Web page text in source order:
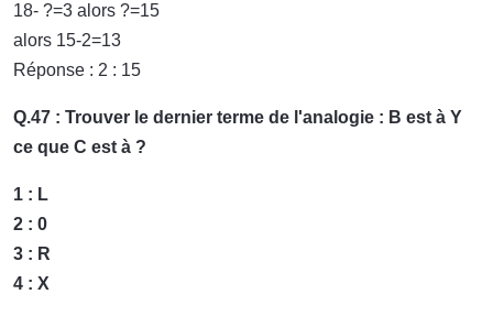
18- ?=3 alors ?=15
alors 15-2=13
Réponse : 2 : 15
Q.47 : Trouver le dernier terme de l'analogie : B est à Y
ce que C est à ?
1 : L
2 : 0
3 : R
4 : X